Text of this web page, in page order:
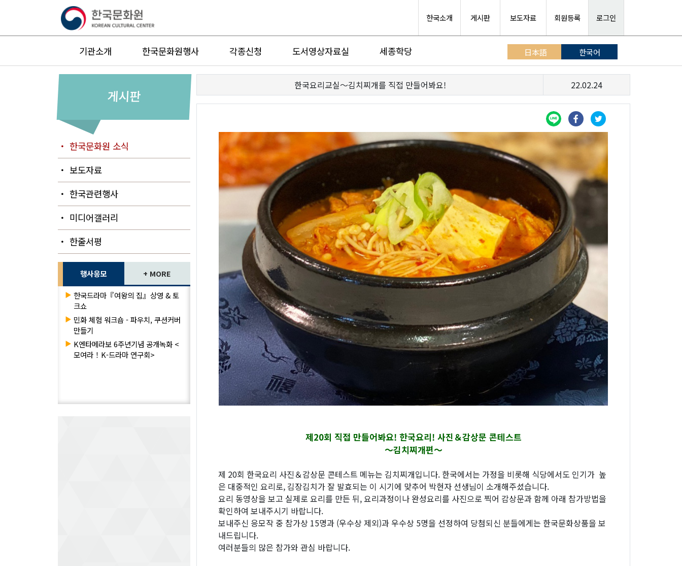
한국소개 게시판 보도자료 회원등록 로그인
기관소개 한국문화원행사 각종신청 도서영상자료실 세종학당 日本語 한국어
게시판
・ 한국문화원 소식
・ 보도자료
・ 한국관련행사
・ 미디어갤러리
・ 한줄서평
행사응모 + MORE
▶ 한국드라마『여왕의 집』상영 & 토
크쇼
▶ 민화 체험 워크숍 - 파우치, 쿠션커버
만들기
▶ K엔타메라보 6주년기념 공개녹화 <
모여라！K-드라마 연구회>
한국요리교실〜김치찌개를 직접 만들어봐요! 22.02.24
제20회 직접 만들어봐요! 한국요리! 사진＆감상문 콘테스트
～김치찌개편～
제 20회 한국요리 사진＆감상문 콘테스트 메뉴는 김치찌개입니다. 한국에서는 가정을 비롯해 식당에서도 인기가 높
은 대중적인 요리로, 김장김치가 잘 발효되는 이 시기에 맞추어 박현자 선생님이 소개해주셨습니다.
요리 동영상을 보고 실제로 요리를 만든 뒤, 요리과정이나 완성요리를 사진으로 찍어 감상문과 함께 아래 참가방법을
확인하여 보내주시기 바랍니다.
보내주신 응모작 중 참가상 15명과 (우수상 제외)과 우수상 5명을 선정하여 당첨되신 분들에게는 한국문화상품을 보
내드립니다.
여러분들의 많은 참가와 관심 바랍니다.